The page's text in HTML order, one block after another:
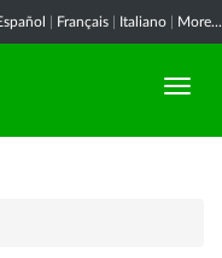
Français Italiano More...